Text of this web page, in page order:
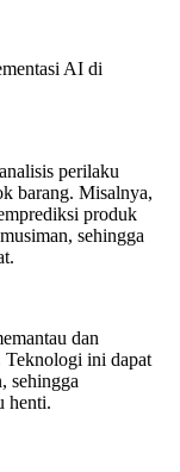
AI di
perilaku
barang. Misalnya,
produk
sehingga
dan
Teknologi ini dapat
sehingga
henti.